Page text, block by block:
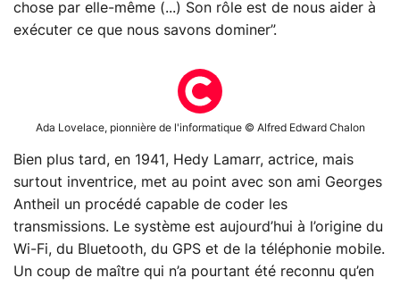
chose par elle-même (...) Son rôle est de nous aider à
exécuter ce que nous savons dominer”.
Ada Lovelace, pionnière de l'informatique © Alfred Edward Chalon
Bien plus tard, en 1941, Hedy Lamarr, actrice, mais
surtout inventrice, met au point avec son ami Georges
Antheil un procédé capable de coder les
transmissions. Le système est aujourd’hui à l’origine du
Wi-Fi, du Bluetooth, du GPS et de la téléphonie mobile.
Un coup de maître qui n’a pourtant été reconnu qu’en